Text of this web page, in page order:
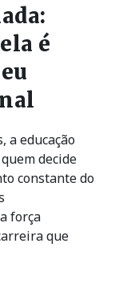
é
a educação
decide
constante do
força
que